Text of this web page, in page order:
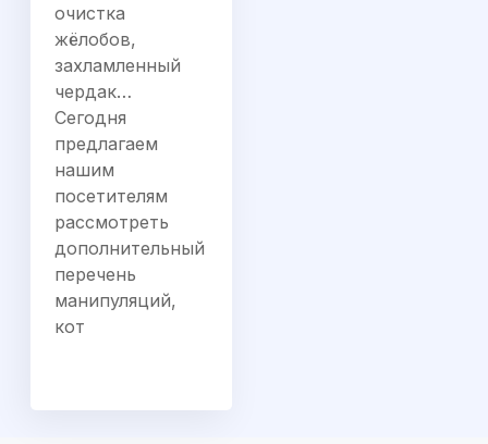
очистка
жёлобов,
захламленный
чердак…
Сегодня
предлагаем
нашим
посетителям
рассмотреть
дополнительный
перечень
манипуляций,
кот